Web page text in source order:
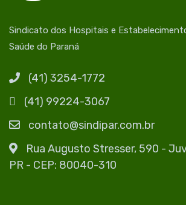
Sindicato dos Hospitais e
Saúde do Paraná
(41) 3254-1772
(41) 99224-3067
contato@sindipar.com.br
Rua Augusto Stresser, 590 -
PR - CEP: 80040-310